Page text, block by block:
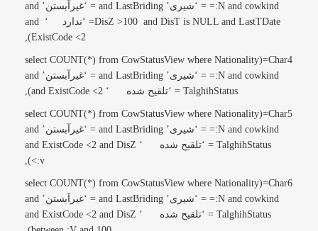
=:N and cowkind = ‘شیری’ and LastBriding = ‘غیرآبستن’ and
DisZ >100 and DisT is NULL and LastTDate= ‘ندارد ‘ and
ExistCode <2),
Char4=(select COUNT(*) from CowStatusView where Nationality
=:N and cowkind = ‘شیری’ and LastBriding = ‘غیرآبستن’ and
TalghihStatus = ‘تلقیح شده ‘ and ExistCode <2),
Char5=(select COUNT(*) from CowStatusView where Nationality
=:N and cowkind = ‘شیری’ and LastBriding = ‘غیرآبستن’ and
TalghihStatus = ‘تلقیح شده ‘ and ExistCode <2 and DisZ
<:v),
Char6=(select COUNT(*) from CowStatusView where Nationality
=:N and cowkind = ‘شیری’ and LastBriding = ‘غیرآبستن’ and
TalghihStatus = ‘تلقیح شده ‘ and ExistCode <2 and DisZ